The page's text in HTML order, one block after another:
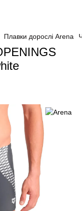
Плавки дорослі Arena